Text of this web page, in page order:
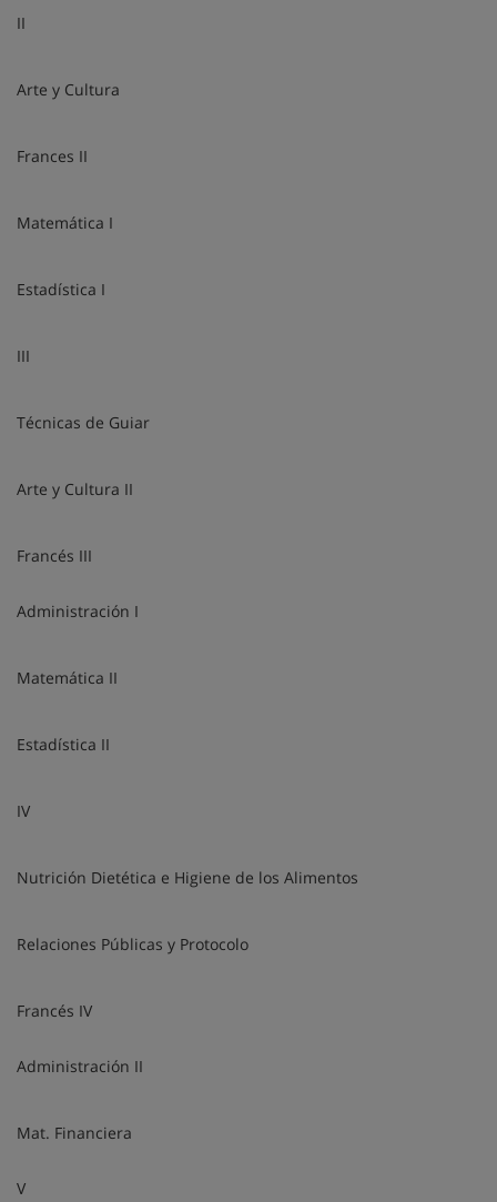
II
Arte y Cultura
Frances II
Matemática I
Estadística I
III
Técnicas de Guiar
Arte y Cultura II
Francés III
Administración I
Matemática II
Estadística II
IV
Nutrición Dietética e Higiene de los Alimentos
Relaciones Públicas y Protocolo
Francés IV
Administración II
Mat. Financiera
V